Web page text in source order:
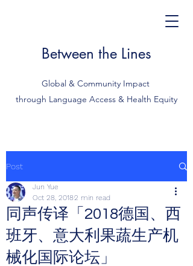
Between the Lines
Global & Community Impact
through Language Access & Health Equity
Post
同声传译「2018德国、西
班牙、意大利果蔬生产机
械化国际论坛」
Jun Yue
Oct 28, 20182 min read